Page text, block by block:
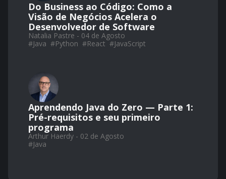
Do Business ao Código: Como a
Visão de Negócios Acelera o
Desenvolvedor de Software
Natalia Pastre - 04 de Agosto
#Java #Python #React #JavaScript
Aprendendo Java do Zero — Parte 1:
Pré-requisitos e seu primeiro
programa
Arthur Haerdy - 02 de Agosto
#Java